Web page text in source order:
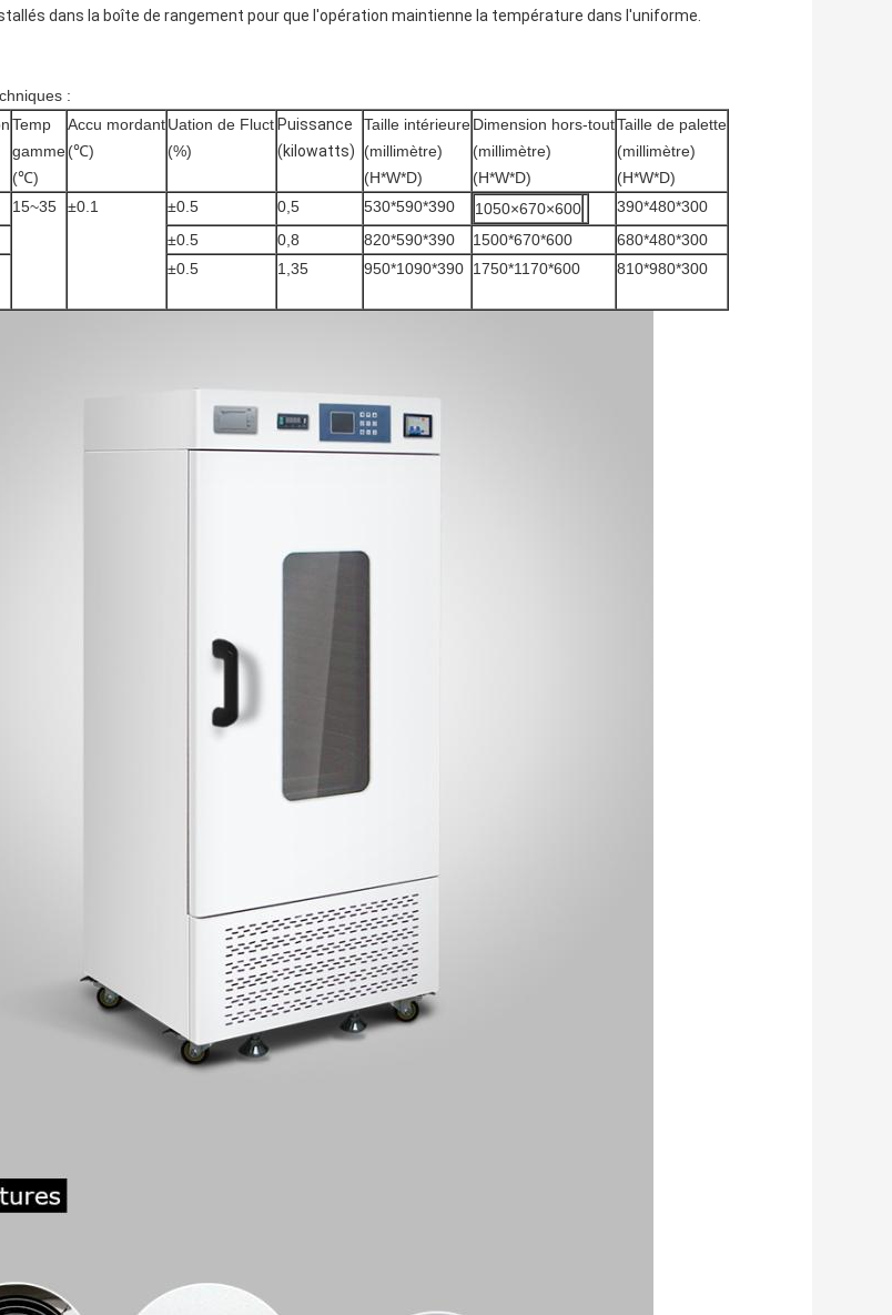
dans la boîte de rangement pour que l'opération maintienne la température dans l'uniforme.
:
Temp
gamme
(℃)
Accu mordant
(℃)
Uation de Fluct
(%)
Puissance
(kilowatts)
Taille intérieure
(millimètre)
(H*W*D)
Dimension hors-tout
(millimètre)
(H*W*D)
Taille de palette
(millimètre)
(H*W*D)
15~35 ±0.1 ±0.5 0,5 530*590*390 1050×670×600
390*480*300
±0.5 0,8 820*590*390 1500*670*600
680*480*300
±0.5 1,35 950*1090*390 1750*1170*600 810*980*300